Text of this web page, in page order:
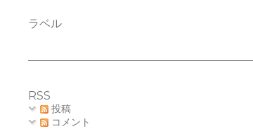
ラベル
RSS
投稿
コメント